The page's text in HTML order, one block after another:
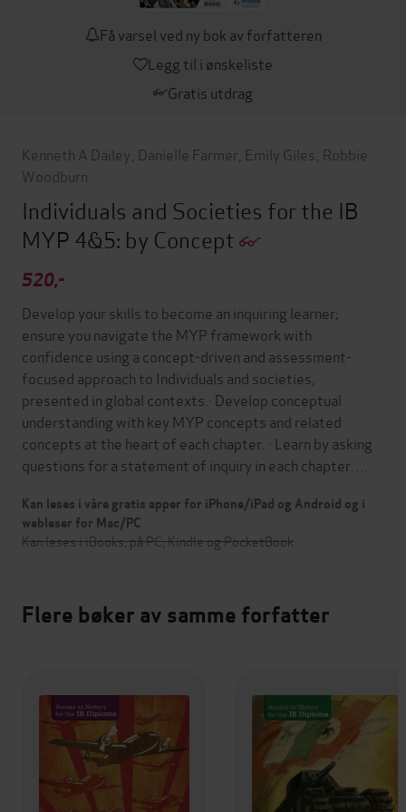
Få varsel ved ny bok av forfatteren
Legg til i ønskeliste
Gratis utdrag
Kenneth A Dailey Danielle Farmer Emily Giles Robbie
Woodburn
Individuals and Societies for the IB
MYP 4&5: by Concept
520,-
Develop your skills to become an inquiring learner;
ensure you navigate the MYP framework with
confidence using a concept-driven and assessment-
focused approach to Individuals and societies,
presented in global contexts.· Develop conceptual
understanding with key MYP concepts and related
concepts at the heart of each chapter. · Learn by asking
questions for a statement of inquiry in each chapter.…
Kan leses i våre gratis apper for iPhone/iPad og Android og i
webleser for Mac/PC
Kan leses i iBooks, på PC, Kindle og PocketBook
Flere bøker av samme forfatter